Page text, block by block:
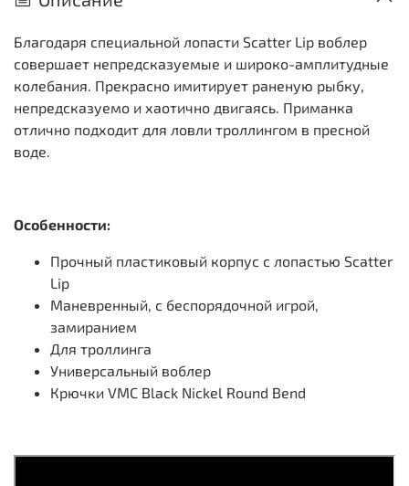
Благодаря специальной лопасти Scatter Lip воблер
совершает непредсказуемые и широко-амплитудные
колебания. Прекрасно имитирует раненую рыбку,
непредсказуемо и хаотично двигаясь. Приманка
отлично подходит для ловли троллингом в пресной
воде.
Особенности:
Прочный пластиковый корпус с лопастью Scatter
Lip
Маневренный, с беспорядочной игрой,
замиранием
Для троллинга
Универсальный воблер
Крючки VMC Black Nickel Round Bend